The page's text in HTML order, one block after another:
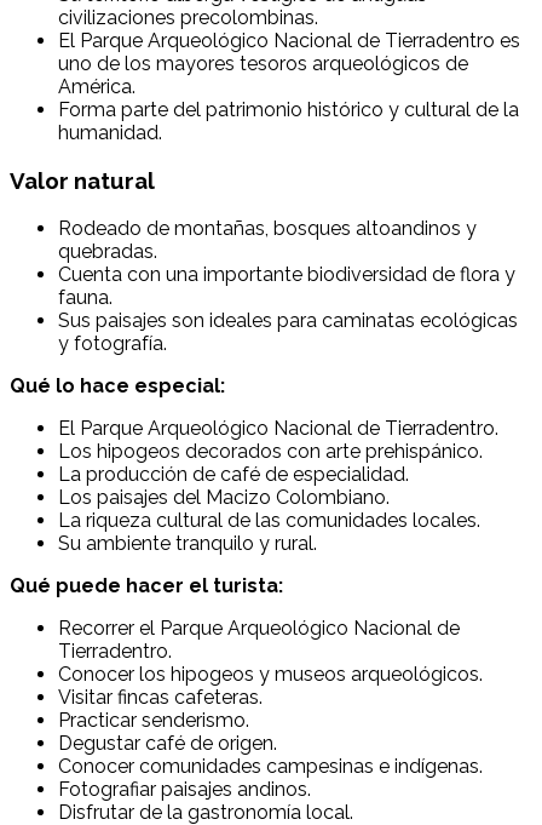
civilizaciones precolombinas.
El Parque Arqueológico Nacional de Tierradentro es
uno de los mayores tesoros arqueológicos de
América.
Forma parte del patrimonio histórico y cultural de la
humanidad.
Valor natural
Rodeado de montañas, bosques altoandinos y
quebradas.
Cuenta con una importante biodiversidad de flora y
fauna.
Sus paisajes son ideales para caminatas ecológicas
y fotografía.
Qué lo hace especial:
El Parque Arqueológico Nacional de Tierradentro.
Los hipogeos decorados con arte prehispánico.
La producción de café de especialidad.
Los paisajes del Macizo Colombiano.
La riqueza cultural de las comunidades locales.
Su ambiente tranquilo y rural.
Qué puede hacer el turista:
Recorrer el Parque Arqueológico Nacional de
Tierradentro.
Conocer los hipogeos y museos arqueológicos.
Visitar fincas cafeteras.
Practicar senderismo.
Degustar café de origen.
Conocer comunidades campesinas e indígenas.
Fotografiar paisajes andinos.
Disfrutar de la gastronomía local.